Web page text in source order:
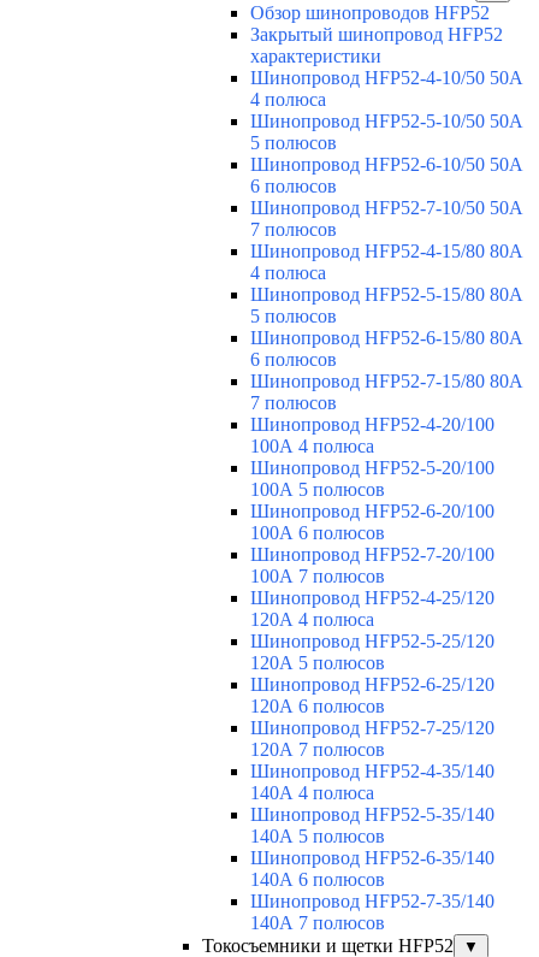
Обзор шинопроводов HFP52
Закрытый шинопровод HFP52
характеристики
Шинопровод HFP52-4-10/50 50A
4 полюса
Шинопровод HFP52-5-10/50 50А
5 полюсов
Шинопровод HFP52-6-10/50 50А
6 полюсов
Шинопровод HFP52-7-10/50 50А
7 полюсов
Шинопровод HFP52-4-15/80 80A
4 полюса
Шинопровод HFP52-5-15/80 80А
5 полюсов
Шинопровод HFP52-6-15/80 80А
6 полюсов
Шинопровод HFP52-7-15/80 80А
7 полюсов
Шинопровод HFP52-4-20/100
100А 4 полюса
Шинопровод HFP52-5-20/100
100А 5 полюсов
Шинопровод HFP52-6-20/100
100А 6 полюсов
Шинопровод HFP52-7-20/100
100А 7 полюсов
Шинопровод HFP52-4-25/120
120А 4 полюса
Шинопровод HFP52-5-25/120
120А 5 полюсов
Шинопровод HFP52-6-25/120
120А 6 полюсов
Шинопровод HFP52-7-25/120
120А 7 полюсов
Шинопровод HFP52-4-35/140
140А 4 полюса
Шинопровод HFP52-5-35/140
140А 5 полюсов
Шинопровод HFP52-6-35/140
140А 6 полюсов
Шинопровод HFP52-7-35/140
140А 7 полюсов
Токосъемники и щетки HFP52
▼